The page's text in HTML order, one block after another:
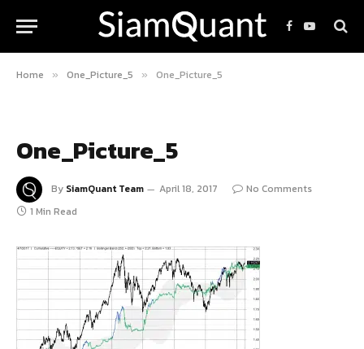
Facebook
YouTube
Home » One_Picture_5 » One_Picture_5
One_Picture_5
By SiamQuant Team April 18, 2017
No Comments
1 Min Read